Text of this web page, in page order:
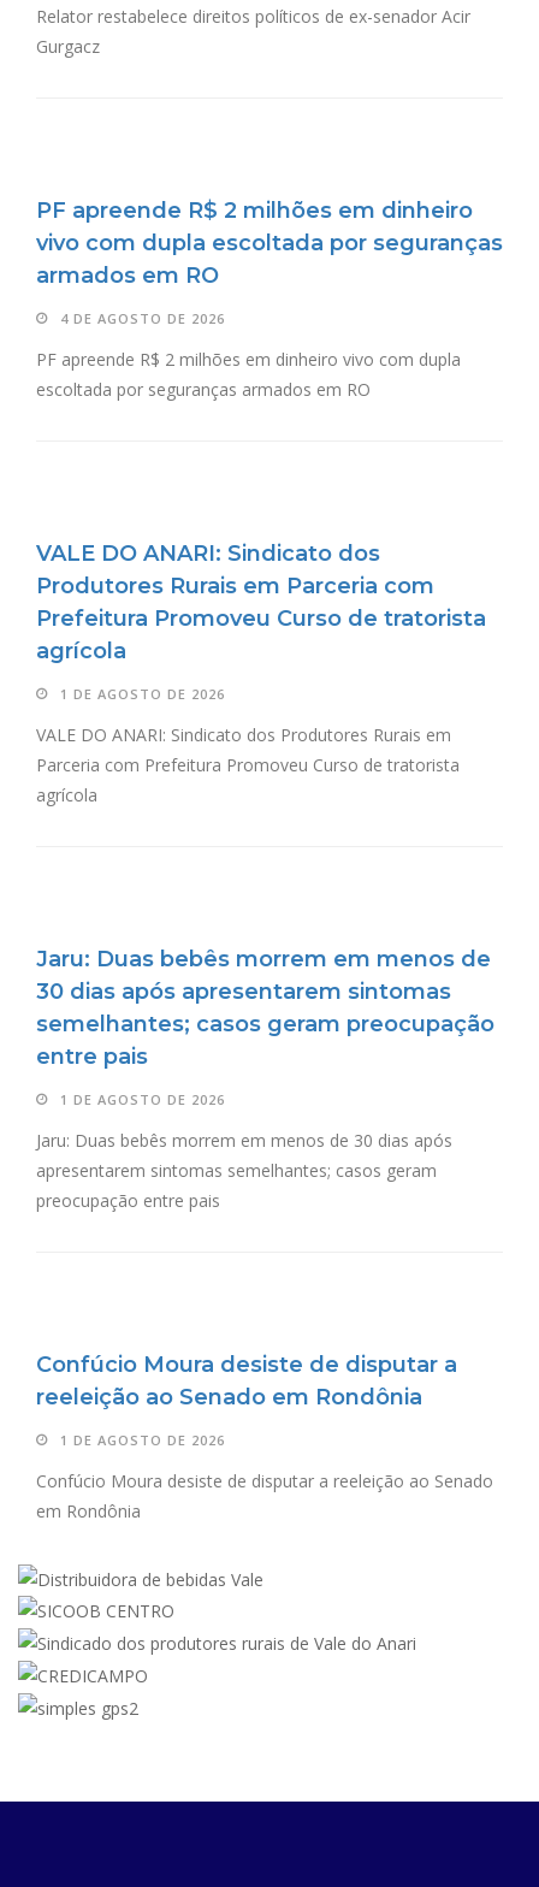
Relator restabelece direitos políticos de ex-senador Acir
Gurgacz
PF apreende R$ 2 milhões em dinheiro
vivo com dupla escoltada por seguranças
armados em RO
4 DE AGOSTO DE 2026
PF apreende R$ 2 milhões em dinheiro vivo com dupla
escoltada por seguranças armados em RO
VALE DO ANARI: Sindicato dos
Produtores Rurais em Parceria com
Prefeitura Promoveu Curso de tratorista
agrícola
1 DE AGOSTO DE 2026
VALE DO ANARI: Sindicato dos Produtores Rurais em
Parceria com Prefeitura Promoveu Curso de tratorista
agrícola
Jaru: Duas bebês morrem em menos de
30 dias após apresentarem sintomas
semelhantes; casos geram preocupação
entre pais
1 DE AGOSTO DE 2026
Jaru: Duas bebês morrem em menos de 30 dias após
apresentarem sintomas semelhantes; casos geram
preocupação entre pais
Confúcio Moura desiste de disputar a
reeleição ao Senado em Rondônia
1 DE AGOSTO DE 2026
Confúcio Moura desiste de disputar a reeleição ao Senado
em Rondônia